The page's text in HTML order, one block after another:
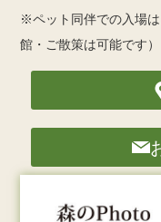
※ペット同伴での入場は
館・ご散策は可能です）